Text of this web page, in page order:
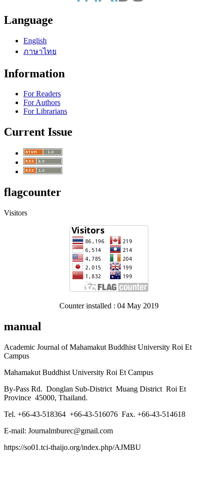
Language
English
ภาษาไทย
Information
For Readers
For Authors
For Librarians
Current Issue
flagcounter
Visitors
Counter installed : 04 May 2019
manual
Academic Journal of Mahamakut Buddhist University Roi Et
Campus
Mahamakut Buddhist University Roi Et Campus
By-Pass Rd. Donglan Sub-District Muang District Roi Et
Province 45000, Thailand.
Tel. +66-43-518364 +66-43-516076 Fax. +66-43-514618
E-mail: Journalmburec@gmail.com
https://so01.tci-thaijo.org/index.php/AJMBU